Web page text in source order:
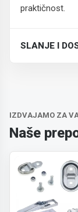
praktičnost.
SLANJE I
IZDVAJAMO ZA
Naše